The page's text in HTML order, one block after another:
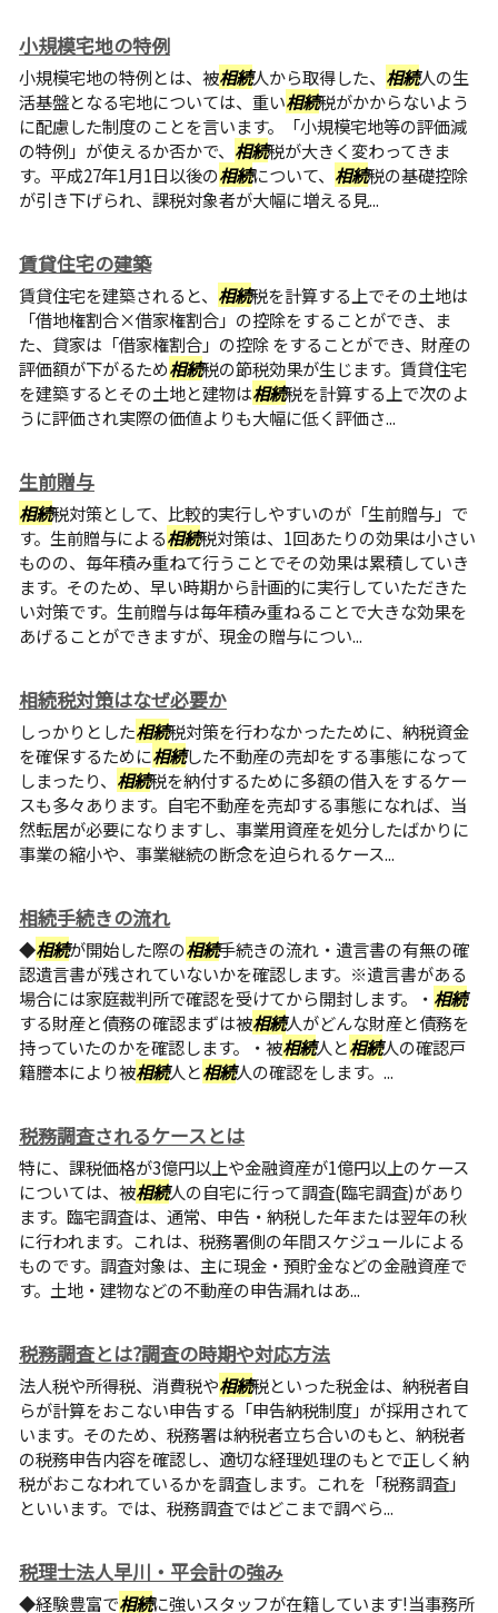
小規模宅地の特例
小規模宅地の特例とは、被相続人から取得した、 相続人の生
活基盤となる宅地については、重い相続税がかからないよう
に配慮した制度のことを言います。「小規模宅地等の評価減
の特例」が使えるか否かで、 相続税が大きく変わってきま
す。平成27年1月1日以後の相続について、 相続税の基礎控除
が引き下げられ、課税対象者が大幅に増える見...
賃貸住宅の建築
賃貸住宅を建築されると、 相続税を計算する上でその土地は
「借地権割合×借家権割合」の控除をすることができ、ま
た、貸家は「借家権割合」の控除 をすることができ、財産の
評価額が下がるため相続税の節税効果が生じます。賃貸住宅
を建築するとその土地と建物は相続税を計算する上で次のよ
うに評価され実際の価値よりも大幅に低く評価さ...
生前贈与
相続税対策として、比較的実行しやすいのが「生前贈与」で
す。生前贈与による相続税対策は、1回あたりの効果は小さい
ものの、毎年積み重ねて行うことでその効果は累積していき
ます。そのため、早い時期から計画的に実行していただきた
い対策です。生前贈与は毎年積み重ねることで大きな効果を
あげることができますが、現金の贈与につい...
相続税対策はなぜ必要か
しっかりとした相続税対策を行わなかったために、納税資金
を確保するために相続した不動産の売却をする事態になって
しまったり、 相続税を納付するために多額の借入をするケー
スも多々あります。自宅不動産を売却する事態になれば、当
然転居が必要になりますし、事業用資産を処分したばかりに
事業の縮小や、事業継続の断念を迫られるケース...
相続手続きの流れ
◆相続が開始した際の相続手続きの流れ・遺言書の有無の確
認遺言書が残されていないかを確認します。※遺言書がある
場合には家庭裁判所で確認を受けてから開封します。・ 相続
する財産と債務の確認まずは被相続人がどんな財産と債務を
持っていたのかを確認します。・被相続人と相続人の確認戸
籍謄本により被相続人と相続人の確認をします。...
税務調査されるケースとは
特に、課税価格が3億円以上や金融資産が1億円以上のケース
については、被相続人の自宅に行って調査(臨宅調査)があり
ます。臨宅調査は、通常、申告・納税した年または翌年の秋
に行われます。これは、税務署側の年間スケジュールによる
ものです。調査対象は、主に現金・預貯金などの金融資産で
す。土地・建物などの不動産の申告漏れはあ...
税務調査とは?調査の時期や対応方法
法人税や所得税、消費税や相続税といった税金は、納税者自
らが計算をおこない申告する「申告納税制度」が採用されて
います。そのため、税務署は納税者立ち合いのもと、納税者
の税務申告内容を確認し、適切な経理処理のもとで正しく納
税がおこなわれているかを調査します。これを「税務調査」
といいます。では、税務調査ではどこまで調べら...
税理士法人早川・平会計の強み
◆経験豊富で相続に強いスタッフが在籍しています!当事務所